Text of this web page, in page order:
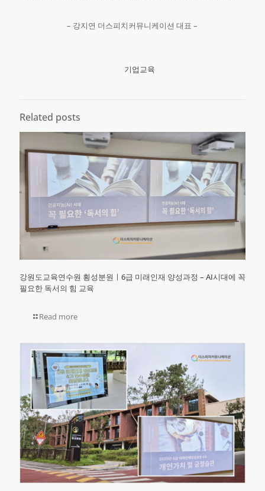
– 강지연 더스피치커뮤니케이션 대표 –
기업교육
Related posts
강원도교육연수원 횡성분원ㅣ6급 미래인재 양성과정 – AI시대에 꼭
필요한 독서의 힘 교육
Read more